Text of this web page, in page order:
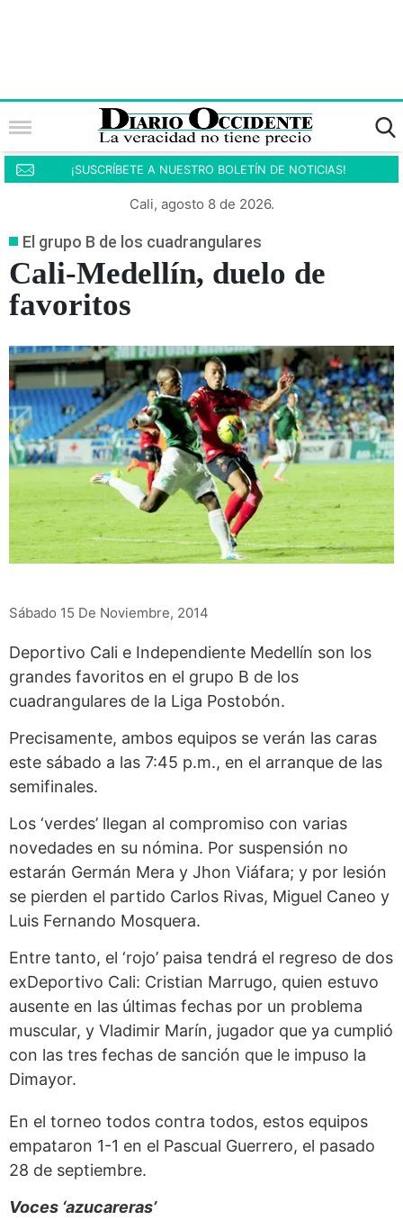
¡SUSCRÍBETE A NUESTRO BOLETÍN DE NOTICIAS!
Cali, agosto 8 de 2026.
El grupo B de los cuadrangulares
Cali-Medellín, duelo de
favoritos
Sábado 15 De Noviembre, 2014
Deportivo Cali e Independiente Medellín son los
grandes favoritos en el grupo B de los
cuadrangulares de la Liga Postobón.
Precisamente, ambos equipos se verán las caras
este sábado a las 7:45 p.m., en el arranque de las
semifinales.
Los ‘verdes’ llegan al compromiso con varias
novedades en su nómina. Por suspensión no
estarán Germán Mera y Jhon Viáfara; y por lesión
se pierden el partido Carlos Rivas, Miguel Caneo y
Luis Fernando Mosquera.
Entre tanto, el ‘rojo’ paisa tendrá el regreso de dos
exDeportivo Cali: Cristian Marrugo, quien estuvo
ausente en las últimas fechas por un problema
muscular, y Vladimir Marín, jugador que ya cumplió
con las tres fechas de sanción que le impuso la
Dimayor.
En el torneo todos contra todos, estos equipos
empataron 1-1 en el Pascual Guerrero, el pasado
28 de septiembre.
Voces ‘azucareras’